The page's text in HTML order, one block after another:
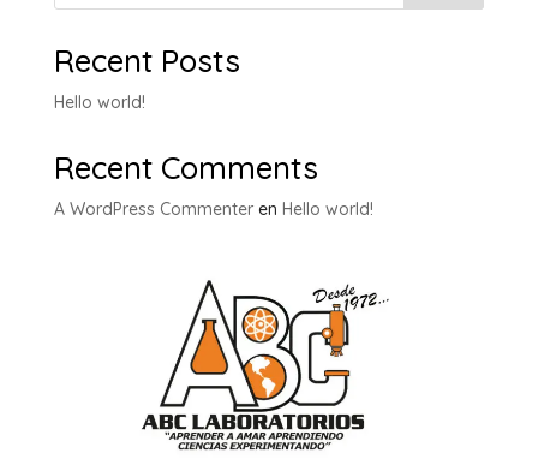
Recent Posts
Hello world!
Recent Comments
A WordPress Commenteren Hello world!